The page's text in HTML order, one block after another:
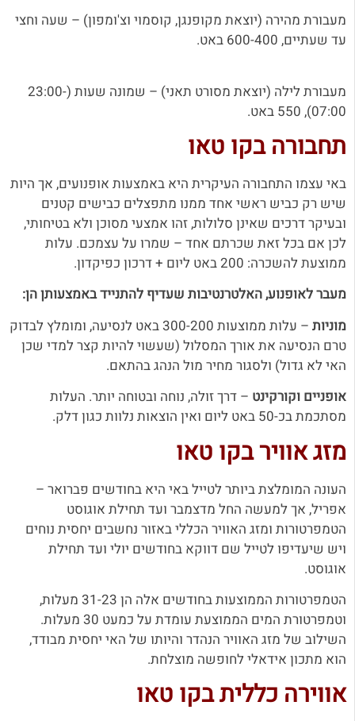
מעבורת מהירה (יוצאת מקופנגן, קוסמוי וצ'ומפון) – שעה וחצי
עד שעתיים, 600-400 באט.
מעבורת לילה (יוצאת מסורט תאני) – שמונה שעות (23:00-
07:00), 550 באט.
תחבורה בקו טאו
באי עצמו התחבורה העיקרית היא באמצעות אופנועים, אך היות
שיש רק כביש ראשי אחד ממנו מתפצלים כבישים קטנים
ובעיקר דרכים שאינן סלולות, זהו אמצעי מסוכן ולא בטיחותי,
לכן אם בכל זאת שכרתם אחד – שמרו על עצמכם. עלות
ממוצעת להשכרה: 200 באט ליום + דרכון כפיקדון.
מעבר לאופנוע, האלטרנטיבות שעדיף להתנייד באמצעותן הן:
מוניות
– עלות ממוצעות 300-200 באט לנסיעה, ומומלץ לבדוק
טרם הנסיעה את אורך המסלול (שעשוי להיות קצר למדי שכן
האי לא גדול) ולסגור מחיר מול הנהג בהתאם.
אופניים וקורקינט – דרך זולה, נוחה ובטוחה יותר. העלות
מסתכמת בכ-50 באט ליום ואין הוצאות נלוות כגון דלק.
מזג אוויר בקו טאו
העונה המומלצת ביותר לטייל באי היא בחודשים פברואר –
אפריל, אך למעשה החל מדצמבר ועד תחילת אוגוסט
הטמפרטורות ומזג האוויר הכללי באזור נחשבים יחסית נוחים
ויש שיעדיפו לטייל שם דווקא בחודשים יולי ועד תחילת
אוגוסט.
הטמפרטורות הממוצעות בחודשים אלה הן 31-23 מעלות,
וטמפרטורת המים הממוצעת עומדת על כמעט 30 מעלות.
השילוב של מזג האוויר הנהדר והיותו של האי יחסית מבודד,
הוא מתכון אידאלי לחופשה מוצלחת.
אווירה כללית בקו טאו